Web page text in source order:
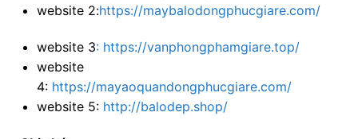
website 2:https://maybalodongphucgiare.com/
website 3: https://vanphongphamgiare.top/
website
4: https://mayaoquandongphucgiare.com/
website 5: http://balodep.shop/